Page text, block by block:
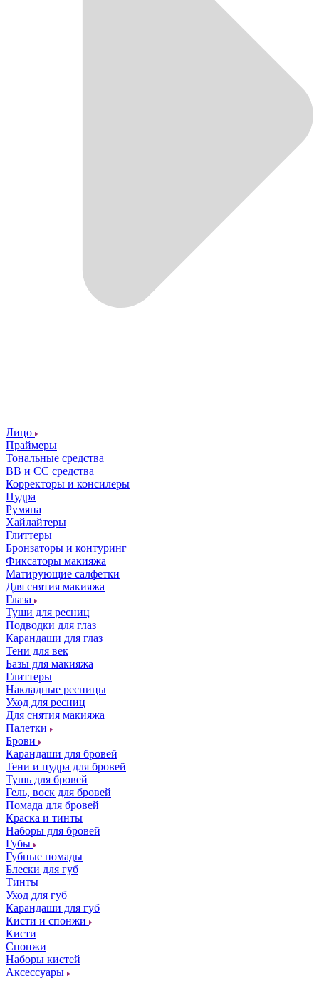
Лицо
Праймеры
Тональные средства
ВВ и СС средства
Корректоры и консилеры
Пудра
Румяна
Хайлайтеры
Глиттеры
Бронзаторы и контуринг
Фиксаторы макияжа
Матирующие салфетки
Для снятия макияжа
Глаза
Туши для ресниц
Подводки для глаз
Карандаши для глаз
Тени для век
Базы для макияжа
Глиттеры
Накладные ресницы
Уход для ресниц
Для снятия макияжа
Палетки
Брови
Карандаши для бровей
Тени и пудра для бровей
Тушь для бровей
Гель, воск для бровей
Помада для бровей
Краска и тинты
Наборы для бровей
Губы
Губные помады
Блески для губ
Тинты
Уход для губ
Карандаши для губ
Кисти и спонжи
Кисти
Спонжи
Наборы кистей
Аксессуары